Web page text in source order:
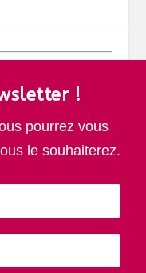
!
pourrez vous
le souhaiterez.